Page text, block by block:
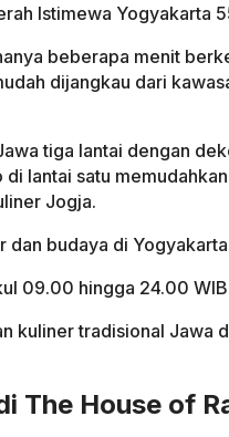
Istimewa Yogyakarta
beberapa menit
dijangkau dari
tiga lantai dengan
lantai satu
Jogja.
dan budaya di
09.00 hingga 24.00
kuliner tradisional Jawa
The House of